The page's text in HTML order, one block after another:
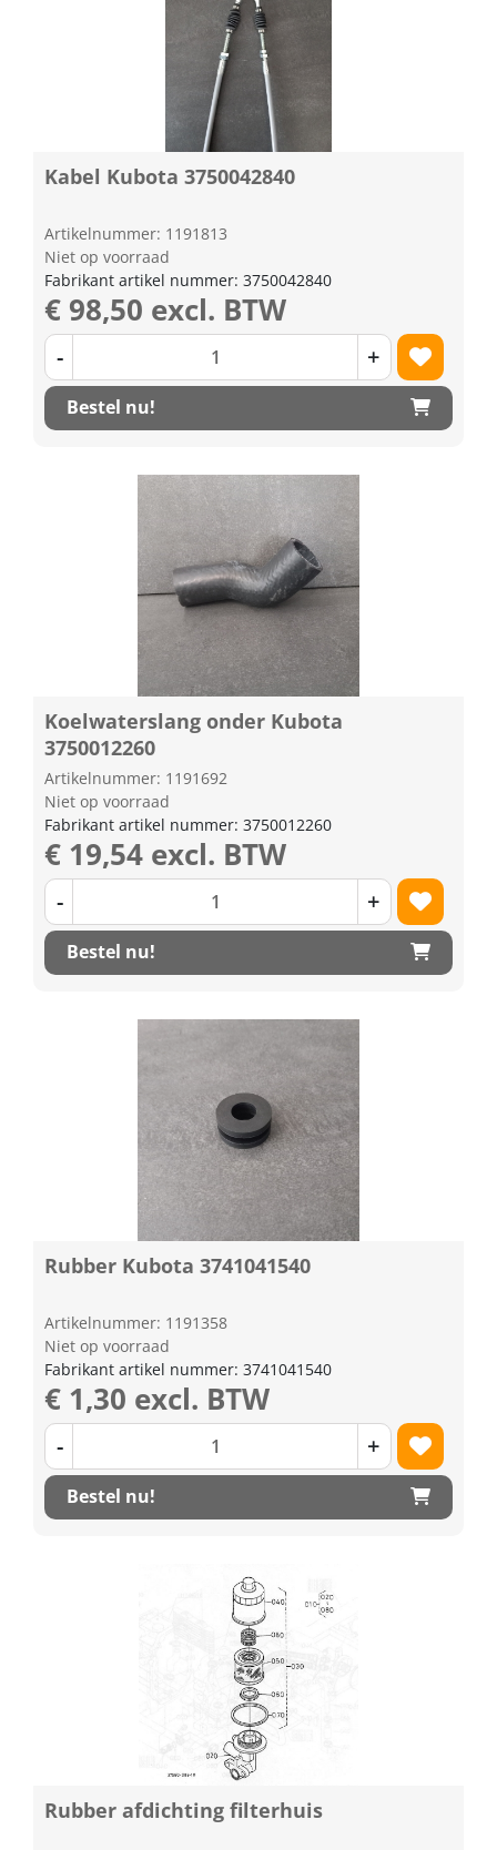
Kabel Kubota 3750042840
Artikelnummer: 1191813
Niet op voorraad
Fabrikant artikel nummer: 3750042840
€ 98,50 excl. BTW
- +
Bestel nu!
Koelwaterslang onder Kubota
3750012260
Artikelnummer: 1191692
Niet op voorraad
Fabrikant artikel nummer: 3750012260
€ 19,54 excl. BTW
- +
Bestel nu!
Rubber Kubota 3741041540
Artikelnummer: 1191358
Niet op voorraad
Fabrikant artikel nummer: 3741041540
€ 1,30 excl. BTW
- +
Bestel nu!
Rubber afdichting filterhuis